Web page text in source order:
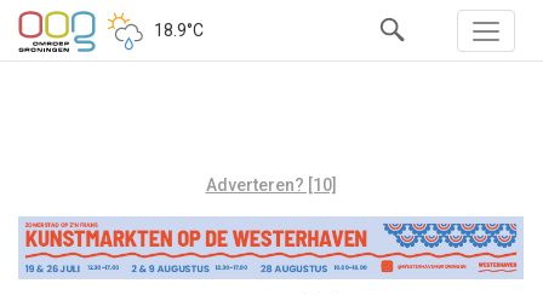
18.9°C
Adverteren? [10]